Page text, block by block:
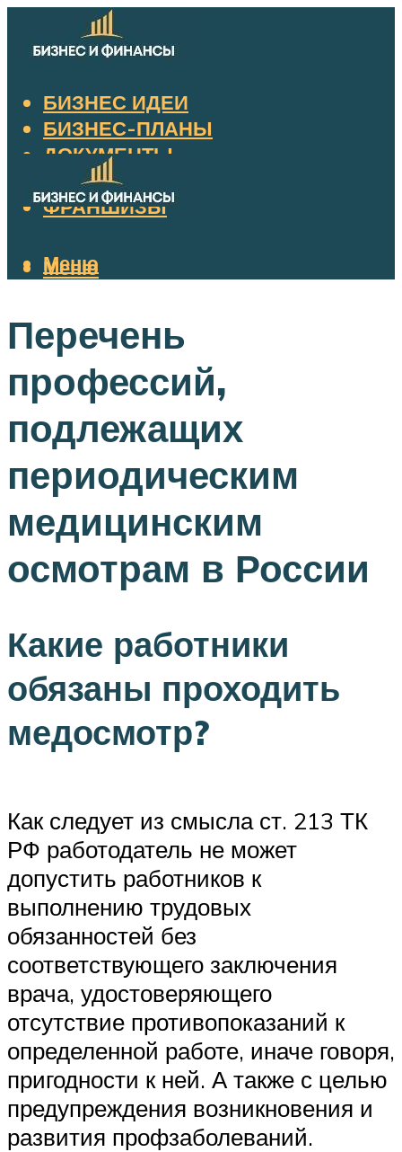
БИЗНЕС ИДЕИ
БИЗНЕС-ПЛАНЫ
ДОКУМЕНТЫ
НАЛОГИ
ФРАНШИЗЫ
Меню
Меню
Перечень
профессий,
подлежащих
периодическим
медицинским
осмотрам в России
Какие работники
обязаны проходить
медосмотр?
Как следует из смысла ст. 213 ТК
РФ работодатель не может
допустить работников к
выполнению трудовых
обязанностей без
соответствующего заключения
врача, удостоверяющего
отсутствие противопоказаний к
определенной работе, иначе говоря,
пригодности к ней. А также с целью
предупреждения возникновения и
развития профзаболеваний.